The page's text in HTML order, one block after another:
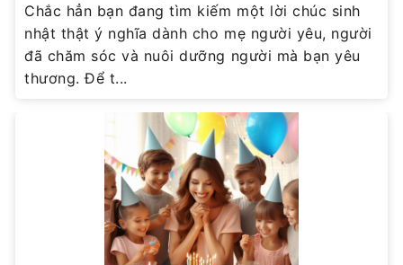
Chắc hẳn bạn đang tìm kiếm một lời chúc sinh
nhật thật ý nghĩa dành cho mẹ người yêu, người
đã chăm sóc và nuôi dưỡng người mà bạn yêu
thương. Để t...